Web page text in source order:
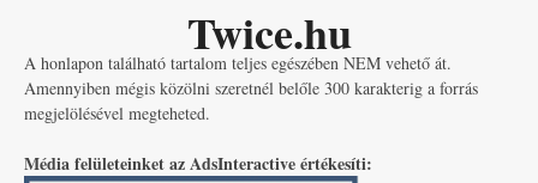
Twice.hu
A honlapon található tartalom teljes egészében NEM vehető át.
Amennyiben mégis közölni szeretnél belőle 300 karakterig a forrás
megjelölésével megteheted.
Média felületeinket az AdsInteractive értékesíti: